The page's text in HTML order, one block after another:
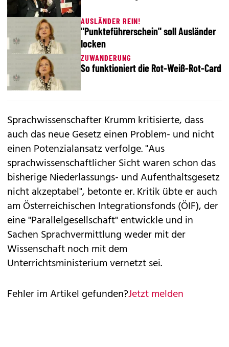
AUSLÄNDER REIN!
"Punkteführerschein" soll Ausländer
locken
ZUWANDERUNG
So funktioniert die Rot-Weiß-Rot-Card
Sprachwissenschafter Krumm kritisierte, dass
auch das neue Gesetz einen Problem- und nicht
einen Potenzialansatz verfolge. "Aus
sprachwissenschaftlicher Sicht waren schon das
bisherige Niederlassungs- und Aufenthaltsgesetz
nicht akzeptabel", betonte er. Kritik übte er auch
am Österreichischen Integrationsfonds (ÖIF), der
eine "Parallelgesellschaft" entwickle und in
Sachen Sprachvermittlung weder mit der
Wissenschaft noch mit dem
Unterrichtsministerium vernetzt sei.
Fehler im Artikel gefunden?Jetzt melden